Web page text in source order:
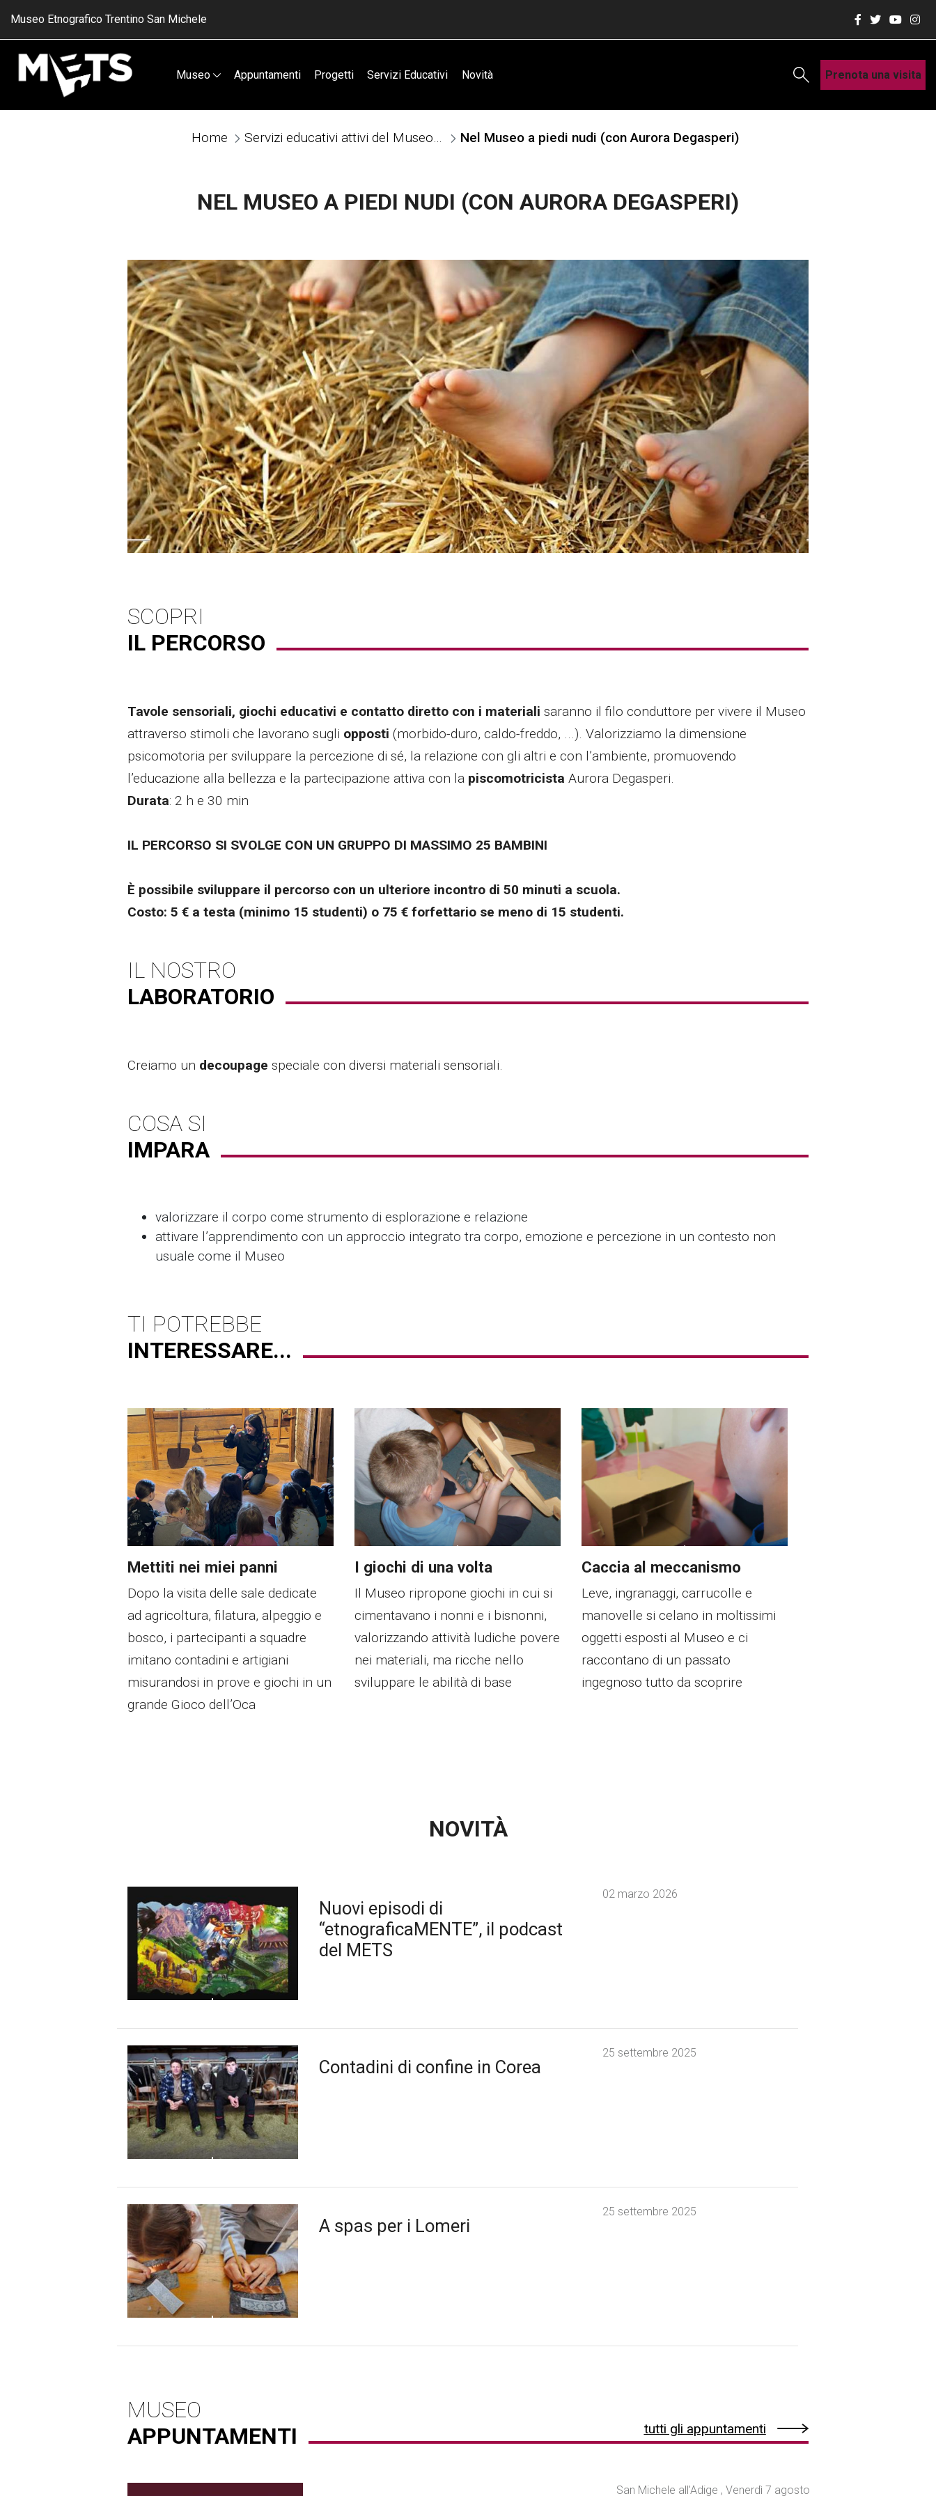
Museo Etnografico Trentino San Michele
Museo Appuntamenti Progetti Servizi Educativi Novità Prenota una visita
Home Servizi educativi attivi del Museo degli Usi e Costumi della Gente Trentina Nel Museo a piedi nudi (con Aurora Degasperi)
NEL MUSEO A PIEDI NUDI (CON AURORA DEGASPERI)
SCOPRI
IL PERCORSO
Tavole sensoriali, giochi educativi e contatto diretto con i materiali saranno il filo conduttore per vivere il Museo
attraverso stimoli che lavorano sugli opposti (morbido-duro, caldo-freddo, ...). Valorizziamo la dimensione
psicomotoria per sviluppare la percezione di sé, la relazione con gli altri e con l’ambiente, promuovendo
l’educazione alla bellezza e la partecipazione attiva con la piscomotricista Aurora Degasperi.
Durata: 2 h e 30 min
IL PERCORSO SI SVOLGE CON UN GRUPPO DI MASSIMO 25 BAMBINI
È possibile sviluppare il percorso con un ulteriore incontro di 50 minuti a scuola.
Costo: 5 € a testa (minimo 15 studenti) o 75 € forfettario se meno di 15 studenti.
IL NOSTRO
LABORATORIO
Creiamo un decoupage speciale con diversi materiali sensoriali.
COSA SI
IMPARA
valorizzare il corpo come strumento di esplorazione e relazione
attivare l’apprendimento con un approccio integrato tra corpo, emozione e percezione in un contesto non
usuale come il Museo
TI POTREBBE
INTERESSARE...
Mettiti nei miei panni
Dopo la visita delle sale dedicate
ad agricoltura, filatura, alpeggio e
bosco, i partecipanti a squadre
imitano contadini e artigiani
misurandosi in prove e giochi in un
grande Gioco dell’Oca
I giochi di una volta
Il Museo ripropone giochi in cui si
cimentavano i nonni e i bisnonni,
valorizzando attività ludiche povere
nei materiali, ma ricche nello
sviluppare le abilità di base
Caccia al meccanismo
Leve, ingranaggi, carrucolle e
manovelle si celano in moltissimi
oggetti esposti al Museo e ci
raccontano di un passato
ingegnoso tutto da scoprire
NOVITÀ
Nuovi episodi di
“etnograficaMENTE”, il podcast
del METS
02 marzo 2026
Contadini di confine in Corea
25 settembre 2025
A spas per i Lomeri
25 settembre 2025
MUSEO
APPUNTAMENTI
tutti gli appuntamenti
San Michele all'Adige , Venerdì 7 agosto